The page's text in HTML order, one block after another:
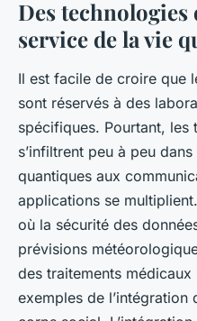
Des technologies
service de la vie
Il est facile de croire que
sont réservés à des
spécifiques. Pourtant, les
s’infiltrent peu à peu
quantiques aux
applications se
où la sécurité des
prévisions
des traitements
exemples de